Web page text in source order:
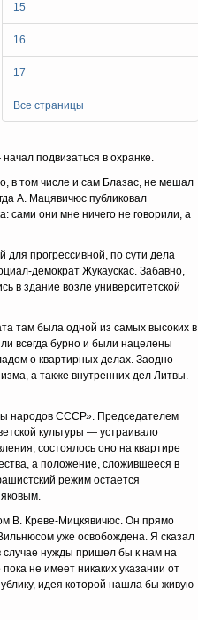
15
16
17
Все страницы
подвизаться в охранке.
в том числе и сам Блазас, не мешал
А. Мацявичюс публиковал
сами они мне ничего не говорили, а
прогрессив­ной, по сути дела
демократ Жукаускас. Забавно,
в здание возле университет­ской
там была одной из самых высоких в
всегда бурно и были нацелены
о квартирных делах. Заодно
а так­же внутренних дел Литвы.
народов СССР». Председателем
культуры — устраивало
состоялось оно на квартире
а поло­жение, сложившееся в
режим остается
В. Креве-Мицкявичюс. Он прямо
уже освобождена. Я сказал
нужды пришел бы к нам на
не имеет никаких указании от
идея которой нашла бы живую